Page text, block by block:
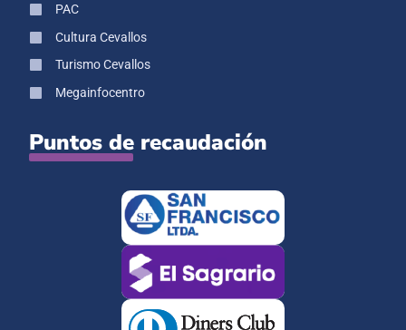
PAC
Cultura Cevallos
Turismo Cevallos
Megainfocentro
Puntos de recaudación